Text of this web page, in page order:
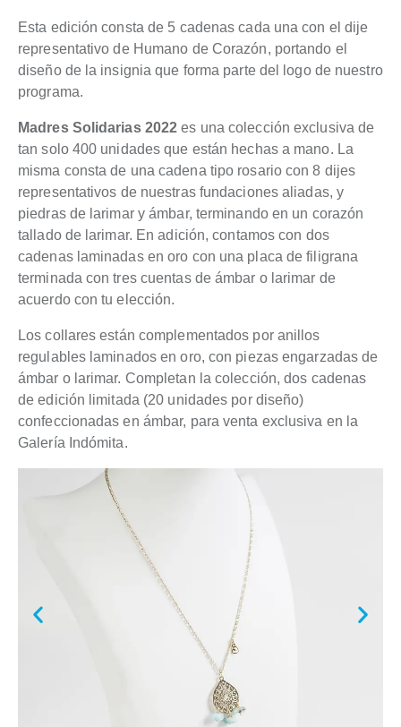
Esta edición consta de 5 cadenas cada una con el dije
representativo de Humano de Corazón, portando el
diseño de la insignia que forma parte del logo de nuestro
programa.
Madres Solidarias 2022 es una colección exclusiva de
tan solo 400 unidades que están hechas a mano. La
misma consta de una cadena tipo rosario con 8 dijes
representativos de nuestras fundaciones aliadas, y
piedras de larimar y ámbar, terminando en un corazón
tallado de larimar. En adición, contamos con dos
cadenas laminadas en oro con una placa de filigrana
terminada con tres cuentas de ámbar o larimar de
acuerdo con tu elección.
Los collares están complementados por anillos
regulables laminados en oro, con piezas engarzadas de
ámbar o larimar. Completan la colección, dos cadenas
de edición limitada (20 unidades por diseño)
confeccionadas en ámbar, para venta exclusiva en la
Galería Indómita.